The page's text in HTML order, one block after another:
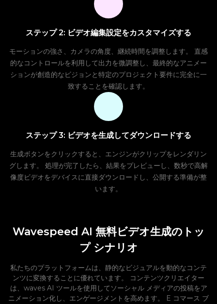
ステップ 2: ビデオ編集設定をカスタマイズする
モーションの強さ、カメラの角度、継続時間を調整します。 直感
的なコントロールを利用して出力を微調整し、最終的なアニメー
ションが創造的なビジョンと特定のプロジェクト要件に完全に一
致することを確認します。
ステップ 3: ビデオを生成してダウンロードする
生成ボタンをクリックすると、エンジンがクリップをレンダリン
グします。 処理が完了したら、結果をプレビューし、数秒で高解
像度ビデオをデバイスに直接ダウンロードし、公開する準備が整
います。
Wavespeed AI 無料ビデオ生成のトッ
プ シナリオ
私たちのプラットフォームは、静的なビジュアルを動的なコンテ
ンツに変換することに優れています。 コンテンツクリエイター
は、waves AI ツールを使用してソーシャル メディアの投稿をア
ニメーション化し、エンゲージメントを高めます。 E コマース ブ